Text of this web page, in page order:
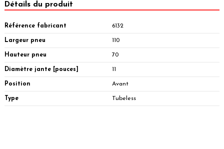
Détails du produit
Référence fabricant 6132
Largeur pneu 110
Hauteur pneu 70
Diamètre jante [pouces] 11
Position Avant
Type Tubeless